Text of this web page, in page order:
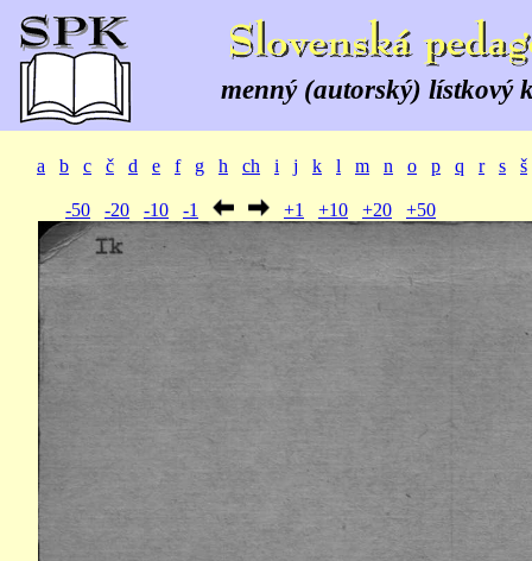
menný (autorský) lístkový
a b c č d e f g h ch i j k l m n o p q r s š
-50 -20 -10 -1 +1 +10 +20 +50